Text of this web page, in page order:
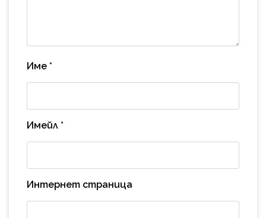
Име *
Имейл *
Интернет страница